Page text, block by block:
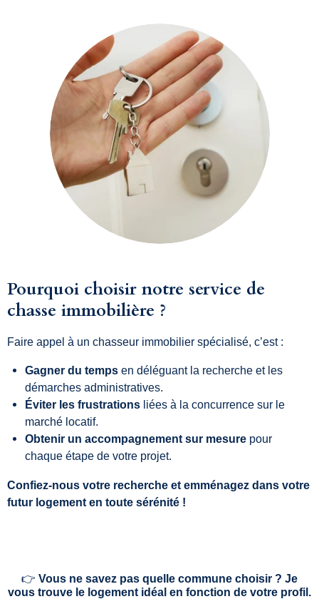
Pourquoi choisir notre service de
chasse immobilière ?
Faire appel à un chasseur immobilier spécialisé, c’est :
Gagner du tempsen déléguant la recherche et les
démarches administratives.
Éviter les frustrationsliées à la concurrence sur le
marché locatif.
Obtenir un accompagnement sur mesurepour
chaque étape de votre projet.
Confiez-nous votre recherche et emménagez dans votre
futur logement en toute sérénité !
👉 Vous ne savez pas quelle commune choisir ? Je
vous trouve le logement idéal en fonction de votre profil.